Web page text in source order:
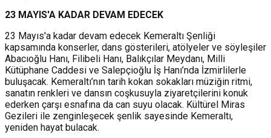
23 MAYIS'A KADAR DEVAM EDECEK
23 Mayıs'a kadar devam edecek Kemeraltı Şenliği
kapsamında konserler, dans gösterileri, atölyeler ve söyleşiler
Abacıoğlu Hanı, Filibeli Hanı, Balıkçılar Meydanı, Milli
Kütüphane Caddesi ve Salepçioğlu İş Hanı’nda İzmirlilerle
buluşacak. Kemeraltı’nın tarih kokan sokakları müziğin ritmi,
sanatın renkleri ve dansın coşkusuyla ziyaretçilerini konuk
ederken çarşı esnafına da can suyu olacak. Kültürel Miras
Gezileri ile zenginleşecek şenlik sayesinde Kemeraltı,
yeniden hayat bulacak.